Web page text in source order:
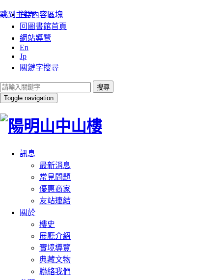
跳到主要內容區塊
:::
首頁
回圖書館首頁
網站導覽
En
Jp
關鍵字搜尋
搜尋
Toggle navigation
訊息
最新消息
常見問題
優惠商家
友站連結
關於
樓史
展廳介紹
實境導覽
典藏文物
聯絡我們